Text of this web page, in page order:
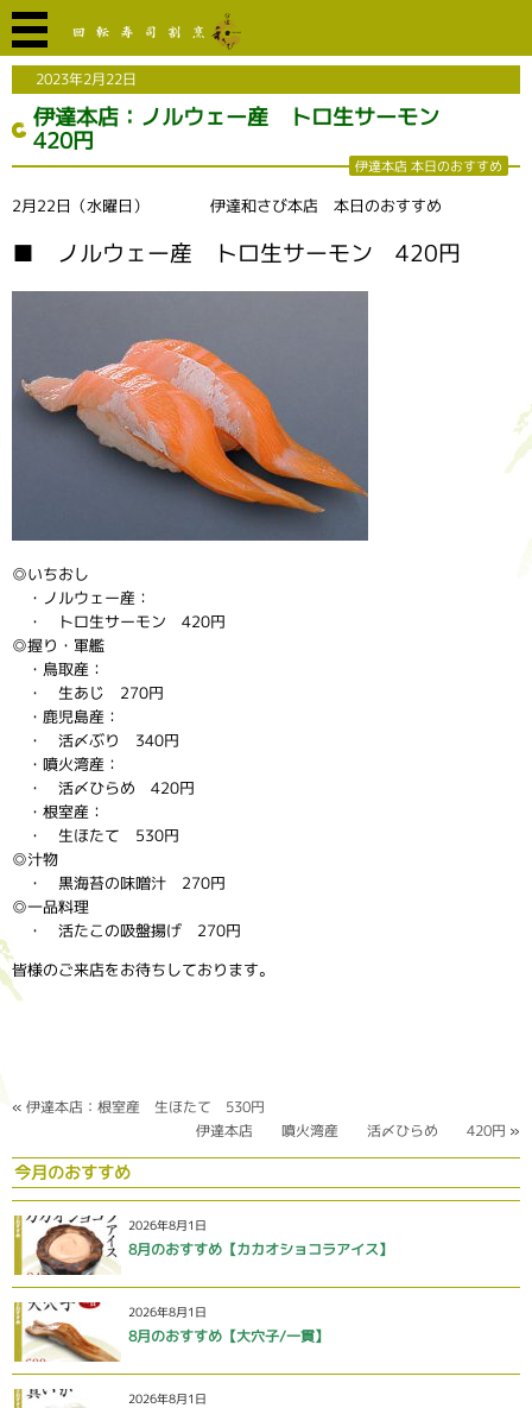
2023年2月22日
伊達本店：ノルウェー産 トロ生サーモン
420円
伊達本店 本日のおすすめ
2月22日（水曜日） 伊達和さび本店 本日のおすすめ
■ ノルウェー産 トロ生サーモン 420円
◎いちおし
・ノルウェー産：
・ トロ生サーモン 420円
◎握り・軍艦
・鳥取産：
・ 生あじ 270円
・鹿児島産：
・ 活〆ぶり 340円
・噴火湾産：
・ 活〆ひらめ 420円
・根室産：
・ 生ほたて 530円
◎汁物
・ 黒海苔の味噌汁 270円
◎一品料理
・ 活たこの吸盤揚げ 270円
皆様のご来店をお待ちしております。
« 伊達本店：根室産 生ほたて 530円
伊達本店 噴火湾産 活〆ひらめ 420円 »
今月のおすすめ
2026年8月1日
8月のおすすめ【カカオショコラアイス】
2026年8月1日
8月のおすすめ【大穴子/一貫】
2026年8月1日